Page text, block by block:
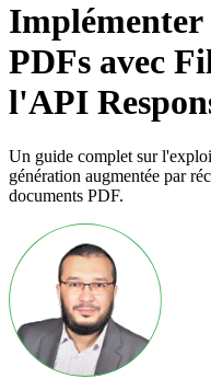
Implémenter
PDFs avec
l'API
Un guide complet sur
génération augmentée par
documents PDF.